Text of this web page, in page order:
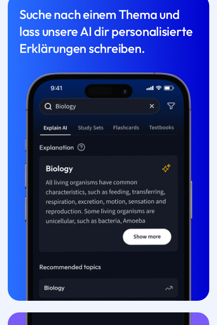
Suche nach einem Thema und
lass unsere AI dir personalisierte
Erklärungen schreiben.